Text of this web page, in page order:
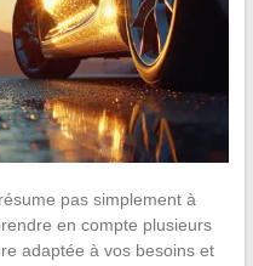
pas simplement à
en compte plusieurs
adaptée à vos besoins et